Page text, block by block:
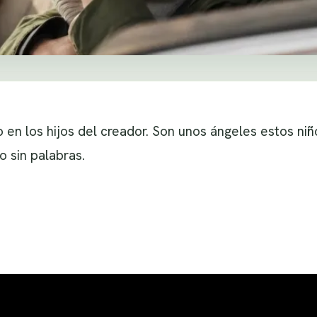
los hijos del creador. Son unos ángeles estos
sin palabras.